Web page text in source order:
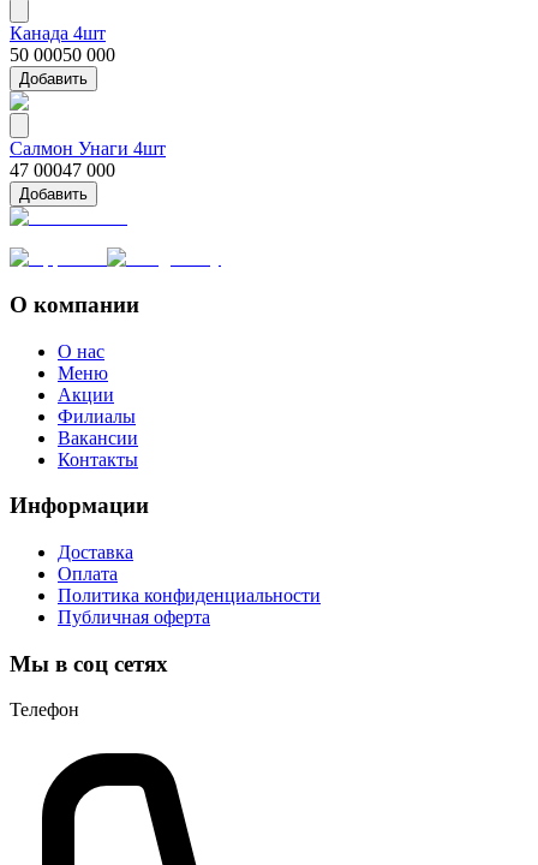
Канада 4шт
50 00050 000
Добавить
Салмон Унаги 4шт
47 00047 000
Добавить
О компании
О нас
Меню
Акции
Филиалы
Вакансии
Контакты
Информации
Доставка
Оплата
Политика конфиденциальности
Публичная оферта
Мы в соц сетях
Телефон